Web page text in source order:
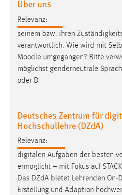
Über uns
Relevanz:
seinem bzw. ihren
verantwortlich. Wie wird mit
Moodle umgegangen? Bitte
möglichst genderneutrale
oder D
Deutsches Zentrum für
Hochschullehre (DZdA)
Relevanz:
digitalen Aufgaben der besten
ermöglicht – mit Fokus auf
Das DZdA bietet Lehrenden On-
Erstellung und Adaption
Login
Name:
fe_user, be_user,
Zweck:
Dieser Cookie ist notwendig um
einloggen zu können.
STATISTIK
Statistik Cookies erfassen
Diese Informationen helfen
unsere Besucher unsere